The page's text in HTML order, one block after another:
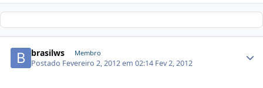
brasilws Membro
Postado Fevereiro 2, 2012 em 02:14 Fev 2, 2012